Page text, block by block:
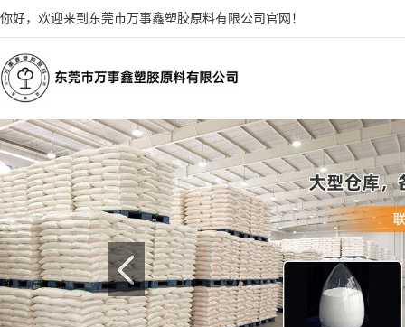
你好，欢迎来到东莞市万事鑫塑胶原料有限公司官网！